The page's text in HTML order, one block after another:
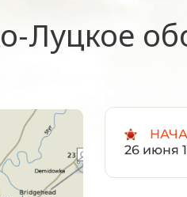
Луцкое
26 июня